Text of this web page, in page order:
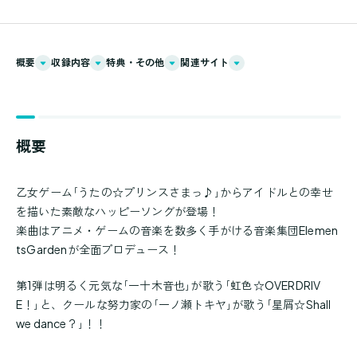
概要 収録内容 特典・その他 関連サイト
概要
乙女ゲーム｢うたの☆プリンスさまっ♪｣からアイドルとの幸せ
を描いた素敵なハッピーソングが登場！
楽曲はアニメ・ゲームの音楽を数多く手がける音楽集団Elemen
tsGardenが全面プロデュース！
第1弾は明るく元気な｢一十木音也｣が歌う｢虹色☆OVERDRIV
E！｣と、クールな努力家の｢一ノ瀬トキヤ｣が歌う｢星屑☆Shall
we dance？｣！！